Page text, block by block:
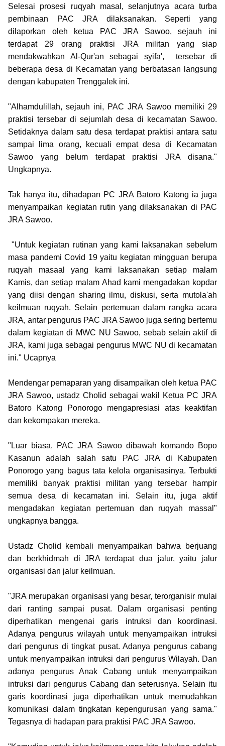
Selesai prosesi ruqyah masal, selanjutnya acara turba
pembinaan PAC JRA dilaksanakan. Seperti yang
dilaporkan oleh ketua PAC JRA Sawoo, sejauh ini
terdapat 29 orang praktisi JRA militan yang siap
mendakwahkan Al-Qur'an sebagai syifa', tersebar di
beberapa desa di Kecamatan yang berbatasan langsung
dengan kabupaten Trenggalek ini.
"Alhamdulillah, sejauh ini, PAC JRA Sawoo memiliki 29
praktisi tersebar di sejumlah desa di kecamatan Sawoo.
Setidaknya dalam satu desa terdapat praktisi antara satu
sampai lima orang, kecuali empat desa di Kecamatan
Sawoo yang belum terdapat praktisi JRA disana."
Ungkapnya.
Tak hanya itu, dihadapan PC JRA Batoro Katong ia juga
menyampaikan kegiatan rutin yang dilaksanakan di PAC
JRA Sawoo.
"Untuk kegiatan rutinan yang kami laksanakan sebelum
masa pandemi Covid 19 yaitu kegiatan mingguan berupa
ruqyah masaal yang kami laksanakan setiap malam
Kamis, dan setiap malam Ahad kami mengadakan kopdar
yang diisi dengan sharing ilmu, diskusi, serta mutola'ah
keilmuan ruqyah. Selain pertemuan dalam rangka acara
JRA, antar pengurus PAC JRA Sawoo juga sering bertemu
dalam kegiatan di MWC NU Sawoo, sebab selain aktif di
JRA, kami juga sebagai pengurus MWC NU di kecamatan
ini." Ucapnya
Mendengar pemaparan yang disampaikan oleh ketua PAC
JRA Sawoo, ustadz Cholid sebagai wakil Ketua PC JRA
Batoro Katong Ponorogo mengapresiasi atas keaktifan
dan kekompakan mereka.
"Luar biasa, PAC JRA Sawoo dibawah komando Bopo
Kasanun adalah salah satu PAC JRA di Kabupaten
Ponorogo yang bagus tata kelola organisasinya. Terbukti
memiliki banyak praktisi militan yang tersebar hampir
semua desa di kecamatan ini. Selain itu, juga aktif
mengadakan kegiatan pertemuan dan ruqyah massal"
ungkapnya bangga.
Ustadz Cholid kembali menyampaikan bahwa berjuang
dan berkhidmah di JRA terdapat dua jalur, yaitu jalur
organisasi dan jalur keilmuan.
"JRA merupakan organisasi yang besar, terorganisir mulai
dari ranting sampai pusat. Dalam organisasi penting
diperhatikan mengenai garis intruksi dan koordinasi.
Adanya pengurus wilayah untuk menyampaikan intruksi
dari pengurus di tingkat pusat. Adanya pengurus cabang
untuk menyampaikan intruksi dari pengurus Wilayah. Dan
adanya pengurus Anak Cabang untuk menyampaikan
intruksi dari pengurus Cabang dan seterusnya. Selain itu
garis koordinasi juga diperhatikan untuk memudahkan
komunikasi dalam tingkatan kepengurusan yang sama."
Tegasnya di hadapan para praktisi PAC JRA Sawoo.